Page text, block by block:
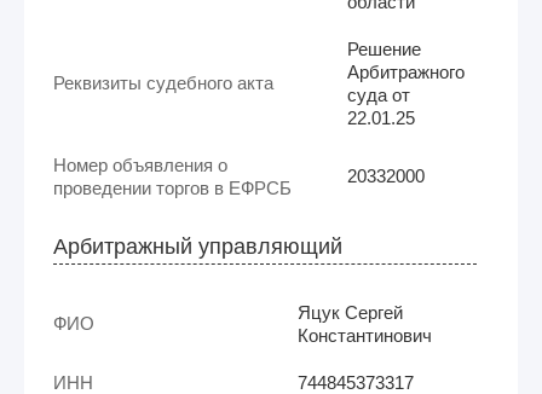
Реквизиты судебного акта
Решение
Арбитражного
суда от
22.01.25
Номер объявления о
проведении торгов в ЕФРСБ
20332000
Арбитражный управляющий
ФИО
Яцук Сергей
Константинович
ИНН 744845373317